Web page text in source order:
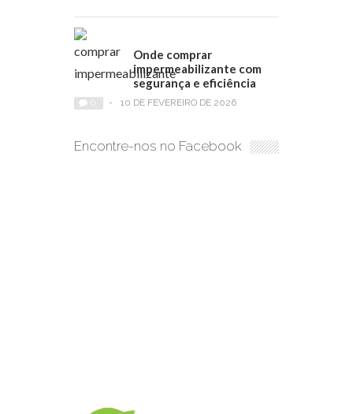
Onde comprar
impermeabilizante com
segurança e eficiência
- 10 DE FEVEREIRO DE 2026
Encontre-nos no Facebook